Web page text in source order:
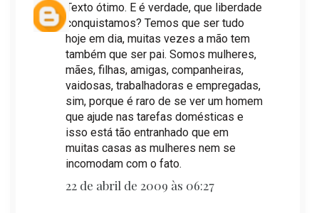
Texto ótimo. E é verdade, que liberdade
conquistamos? Temos que ser tudo
hoje em dia, muitas vezes a mão tem
também que ser pai. Somos mulheres,
mães, filhas, amigas, companheiras,
vaidosas, trabalhadoras e empregadas,
sim, porque é raro de se ver um homem
que ajude nas tarefas domésticas e
isso está tão entranhado que em
muitas casas as mulheres nem se
incomodam com o fato.
22 de abril de 2009 às 06:27